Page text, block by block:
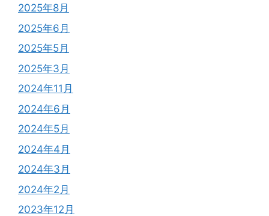
2025年8月
2025年6月
2025年5月
2025年3月
2024年11月
2024年6月
2024年5月
2024年4月
2024年3月
2024年2月
2023年12月